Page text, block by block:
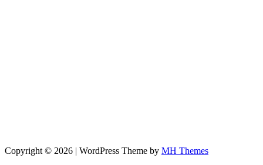
Copyright © 2026 | WordPress Theme by MH Themes